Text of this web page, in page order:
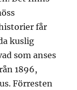
får
kuslig
som anses
1896,
Förresten